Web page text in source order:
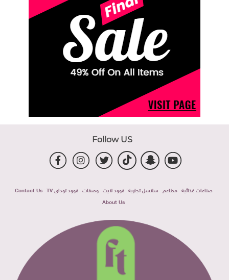
Follow US
صناعات غذائية مطاعم سلاسل تجارية فوود لايت وصفات فوود توداى TV
Contact Us
About Us